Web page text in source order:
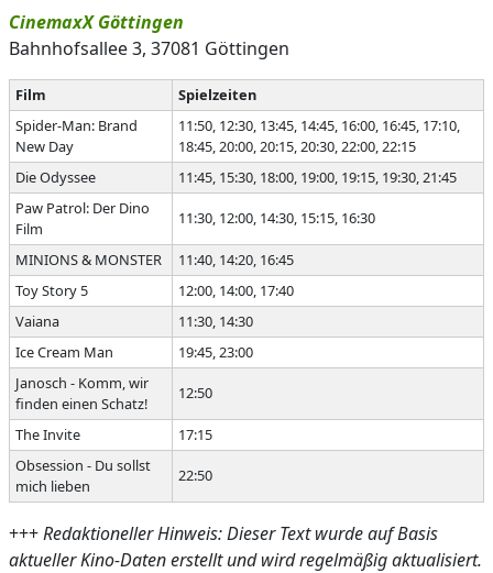
CinemaxX Göttingen
Bahnhofsallee 3, 37081 Göttingen
Film
Spielzeiten
Spider-Man: Brand
New Day
11:50, 12:30, 13:45, 14:45, 16:00, 16:45, 17:10,
18:45, 20:00, 20:15, 20:30, 22:00, 22:15
Die Odyssee
11:45, 15:30, 18:00, 19:00, 19:15, 19:30, 21:45
Paw Patrol: Der Dino
Film
11:30, 12:00, 14:30, 15:15, 16:30
MINIONS & MONSTER
11:40, 14:20, 16:45
Toy Story 5
12:00, 14:00, 17:40
Vaiana
11:30, 14:30
Ice Cream Man
19:45, 23:00
Janosch - Komm, wir
finden einen Schatz!
12:50
The Invite
17:15
Obsession - Du sollst
mich lieben
22:50
+++Redaktioneller Hinweis: Dieser Text wurde auf Basis
aktueller Kino-Daten erstellt und wird regelmäßig aktualisiert.